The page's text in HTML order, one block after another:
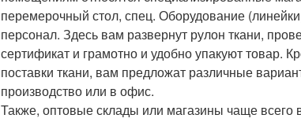
перемерочный стол, спец. Оборудование
персонал. Здесь вам развернут рулон ткани,
сертификат и грамотно и удобно упакуют товар.
поставки ткани, вам предложат различные
производство или в офис.
Также, оптовые склады или магазины чаще